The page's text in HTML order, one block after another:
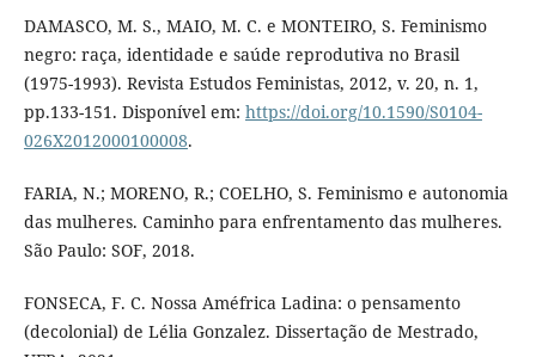
DAMASCO, M. S., MAIO, M. C. e MONTEIRO, S. Feminismo
negro: raça, identidade e saúde reprodutiva no Brasil
(1975-1993). Revista Estudos Feministas, 2012, v. 20, n. 1,
pp.133-151. Disponível em: https://doi.org/10.1590/S0104-
026X2012000100008.
FARIA, N.; MORENO, R.; COELHO, S. Feminismo e autonomia
das mulheres. Caminho para enfrentamento das mulheres.
São Paulo: SOF, 2018.
FONSECA, F. C. Nossa Améfrica Ladina: o pensamento
(decolonial) de Lélia Gonzalez. Dissertação de Mestrado,